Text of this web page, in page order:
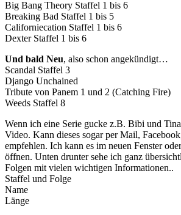
Big Bang Theory Staffel 1 bis 6
Breaking Bad Staffel 1 bis 5
Californiecation Staffel 1 bis 6
Dexter Staffel 1 bis 6
Und bald Neu, also schon angekündigt…
Scandal Staffel 3
Django Unchained
Tribute von Panem 1 und 2 (Catching Fire)
Weeds Staffel 8
Wenn ich eine Serie gucke z.B. Bibi und
Video. Kann dieses sogar per Mail,
empfehlen. Ich kann es im neuen Fenster
öffnen. Unten drunter sehe ich ganz
Folgen mit vielen wichtigen Informationen..
Staffel und Folge
Name
Länge